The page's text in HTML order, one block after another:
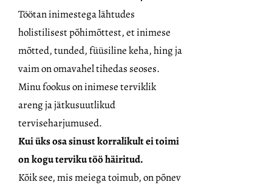
Töötan inimestega lähtudes
holistilisest põhimõttest, et inimese
mõtted, tunded,füüsiline keha, hing ja
vaim on omavahel tihedas seoses.
Minu fookus on inimese terviklik
areng ja jätkusuutlikud
terviseharjumused.
Kui üks osa sinustkorralikult ei toimi
on kogu terviku töö häiritud.
Kõik see, mis meiega toimub, onpõnev